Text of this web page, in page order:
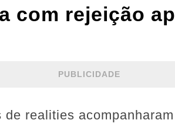
com rejeição
PUBLICIDADE
realities